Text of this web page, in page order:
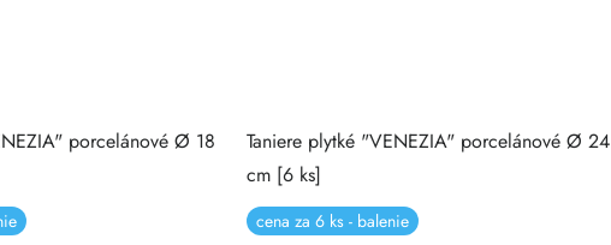
porcelánové Ø 18
Taniere plytké "VENEZIA" porcelánové Ø 24
cm [6 ks]
cena za 6 ks - balenie